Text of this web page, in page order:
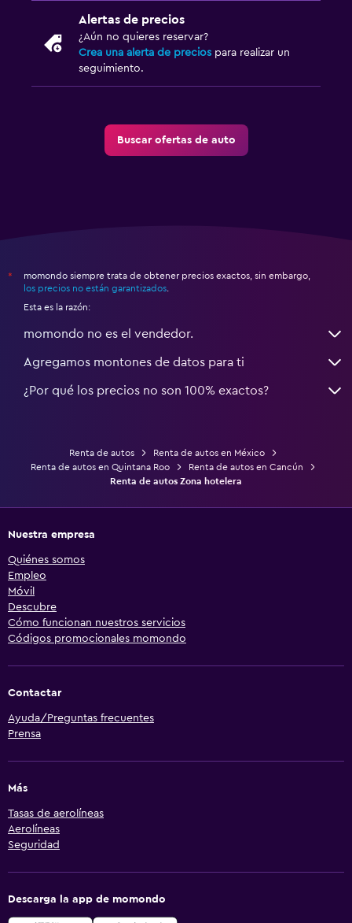
Alertas de precios
¿Aún no quieres reservar?
Crea una alerta de precios para realizar un
seguimiento.
Buscar ofertas de auto
*
momondo siempre trata de obtener precios exactos, sin embargo,
los precios no están garantizados.
Esta es la razón:
momondo no es el vendedor.
Agregamos montones de datos para ti
¿Por qué los precios no son 100% exactos?
Renta de autos
Renta de autos en México
Renta de autos en Quintana Roo
Renta de autos en Cancún
Renta de autos Zona hotelera
Nuestra empresa
Quiénes somos
Empleo
Móvil
Descubre
Cómo funcionan nuestros servicios
Códigos promocionales momondo
Contactar
Ayuda/Preguntas frecuentes
Prensa
Más
Tasas de aerolíneas
Aerolíneas
Seguridad
Descarga la app de momondo